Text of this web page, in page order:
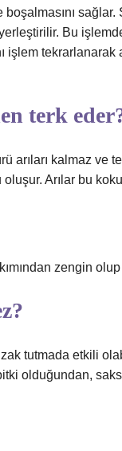
Bu
işlem tekrarlanarak
terk
kalmaz ve
Arılar bu
zengin
tutmada etkili
olduğundan,